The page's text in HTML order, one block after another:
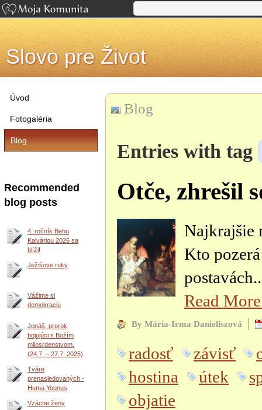
Slovo pre Život
Blog
Entries with tag
Otče, zhrešil
Najkrajšie
Kto
Read
By Mária-Irma Danieliszová
radosť závisť
hostina
útek
objatie
Úvod
Fotogaléria
Blog
Recommended
blog posts
4. ročník Behu
Kalváriou 2026 sa
blíži!
Ježišove ruky
Vážime si
demokraciu
Jonáš, prorok
bojujúci s Božím
milosrdenstvom.
(24.7. – 27.7. 2025)
Tváre
prenasledovaných -
Huma Younus
Vzácne ženy